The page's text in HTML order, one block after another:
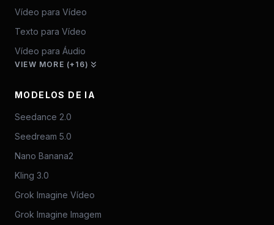
Vídeo para Vídeo
Texto para Vídeo
Vídeo para Áudio
VIEW MORE (+16)
MODELOS DE IA
Seedance 2.0
Seedream 5.0
Nano Banana2
Kling 3.0
Grok Imagine Vídeo
Grok Imagine Imagem